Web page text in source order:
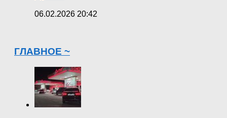
06.02.2026 20:42
ГЛАВНОЕ ~